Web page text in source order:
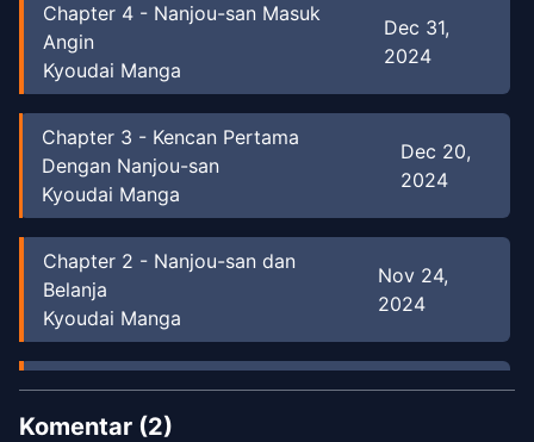
Chapter 4- Nanjou-san Masuk
Angin
Kyoudai Manga
Dec 31,
2024
Chapter 3 - Kencan Pertama
Dengan Nanjou-san
Kyoudai Manga
Dec 20,
2024
Chapter 2 - Nanjou-san dan
Belanja
Kyoudai Manga
Nov 24,
2024
Chapter1-Nanjou-san dan Aku
Silently Translated
Aug 27, 2024
Komentar (2)